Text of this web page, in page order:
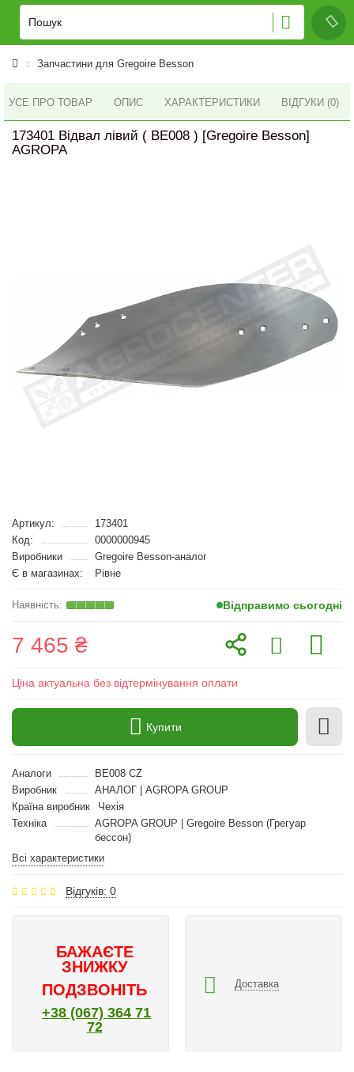
Запчастини для Gregoire Besson
УСЕ ПРО ТОВАР ОПИС ХАРАКТЕРИСТИКИ ВІДГУКИ (0)
173401 Відвал лівий ( BE008 ) [Gregoire Besson]
AGROPA
Артикул:
173401
Код:
0000000945
Виробники
Gregoire Besson-аналог
Є в магазинах:
Рівне
Відправимо сьогодні
7 465 ₴
Ціна актуальна без відтермінування оплати
Купити
Аналоги
BE008 CZ
Виробник
АНАЛОГ | AGROPA GROUP
Країна виробник
Чехія
Техніка
AGROPA GROUP | Gregoire Besson (Грегуар
бессон)
Всі характеристики
Відгуків: 0
БАЖАЄТЕ
ЗНИЖКУ
ПОДЗВОНІТЬ
+38 (067) 364 71
72
Доставка